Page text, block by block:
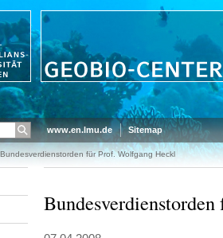
www.en.lmu.de Sitemap
Bundesverdienstorden für Prof. Wolfgang Heckl